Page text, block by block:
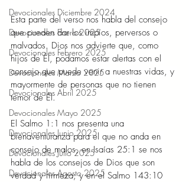
Devocionales Diciembre 2024
Devocionales Enero 2025
Devocionales Febrero 2025
Devocionales Marzo 2025
Devocionales Abril 2025
Devocionales Mayo 2025
Devocionales Junio 2025
Devocionales Julio 2025
Devocionales Agosto 2025
Esta parte del verso nos habla del consejo
que pueden dar los impíos, perversos o
malvados. Dios nos advierte que, como
hijos de Él, podamos estar alertas con el
consejo que puede venir a nuestras vidas, y
mayormente de personas que no tienen
temor de Él.
El Salmo 1:1 nos presenta una
bienaventuranza para el que no anda en
consejo de malos, en Isaías 25:1 se nos
habla de los consejos de Dios que son
verdad y firmeza; y en el Salmo 143:10